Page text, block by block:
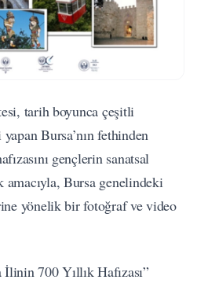
tarih boyunca çeşitli
Bursa’nın fethinden
gençlerin sanatsal
amacıyla, Bursa genelindeki
yönelik bir fotoğraf ve video
İlinin 700 Yıllık Hafızası”